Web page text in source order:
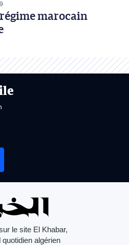
marocain
le site El Khabar,
quotidien algérien